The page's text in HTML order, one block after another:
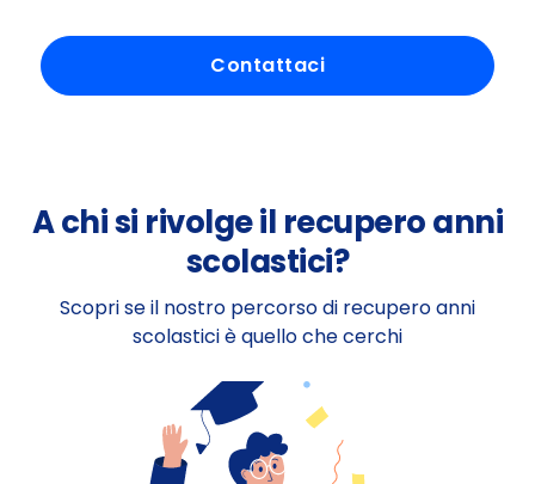
Contattaci
A chi si rivolge il recupero anni
scolastici?
Scopri se il nostro percorso di recupero anni
scolastici è quello che cerchi